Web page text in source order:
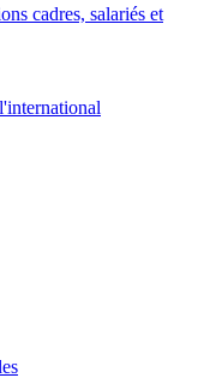
cadres, salariés et